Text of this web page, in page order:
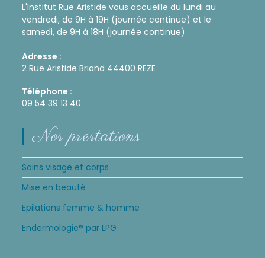
L'Institut Rue Aristide vous accueille du lundi au
vendredi, de 9H à 19H (journée continue) et le
samedi, de 9H à 18H (journée continue)
Adresse :
2 Rue Aristide Briand 44400 REZE
Téléphone :
09 54 39 13 40
Nos prestations
Soins visage et corps
Mise en beauté
Epilations femme & homme
Endermologie® par LPG